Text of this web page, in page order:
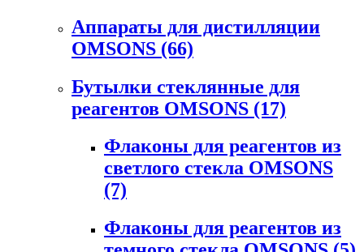
Аппараты для дистилляции
OMSONS (66)
Бутылки стеклянные для
реагентов OMSONS (17)
Флаконы для реагентов из
светлого стекла OMSONS
(7)
Флаконы для реагентов из